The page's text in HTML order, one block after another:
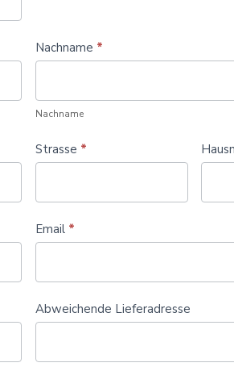
Nachname *
Nachname
Strasse *
Email *
Abweichende Lieferadresse